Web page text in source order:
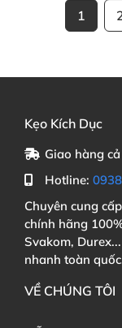
1
Kẹo Kích Dục
Giao hàng
Hotline:
Chuyên cung
chính hãng
Svakom,
nhanh toàn
VỀ CHÚNG TÔI